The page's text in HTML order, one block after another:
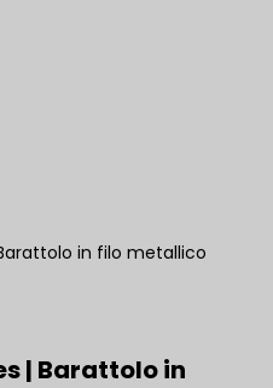
in filo metallico
| Barattolo in